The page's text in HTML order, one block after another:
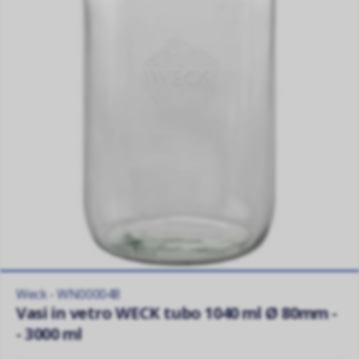
Weck - WN000048
Vasi in vetro WECK tubo 1040 ml Ø 80mm -
- 3000 ml